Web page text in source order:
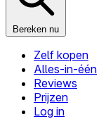
Bereken nu
Zelf kopen
Alles-in-één
Reviews
Prijzen
Log in